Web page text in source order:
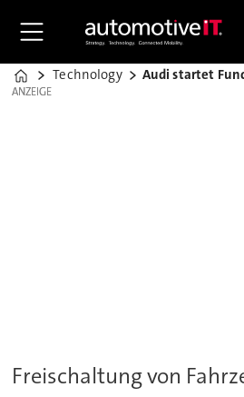
Home
Technology Audi startet
ANZEIGE
ANZEIGE
Freischaltung von